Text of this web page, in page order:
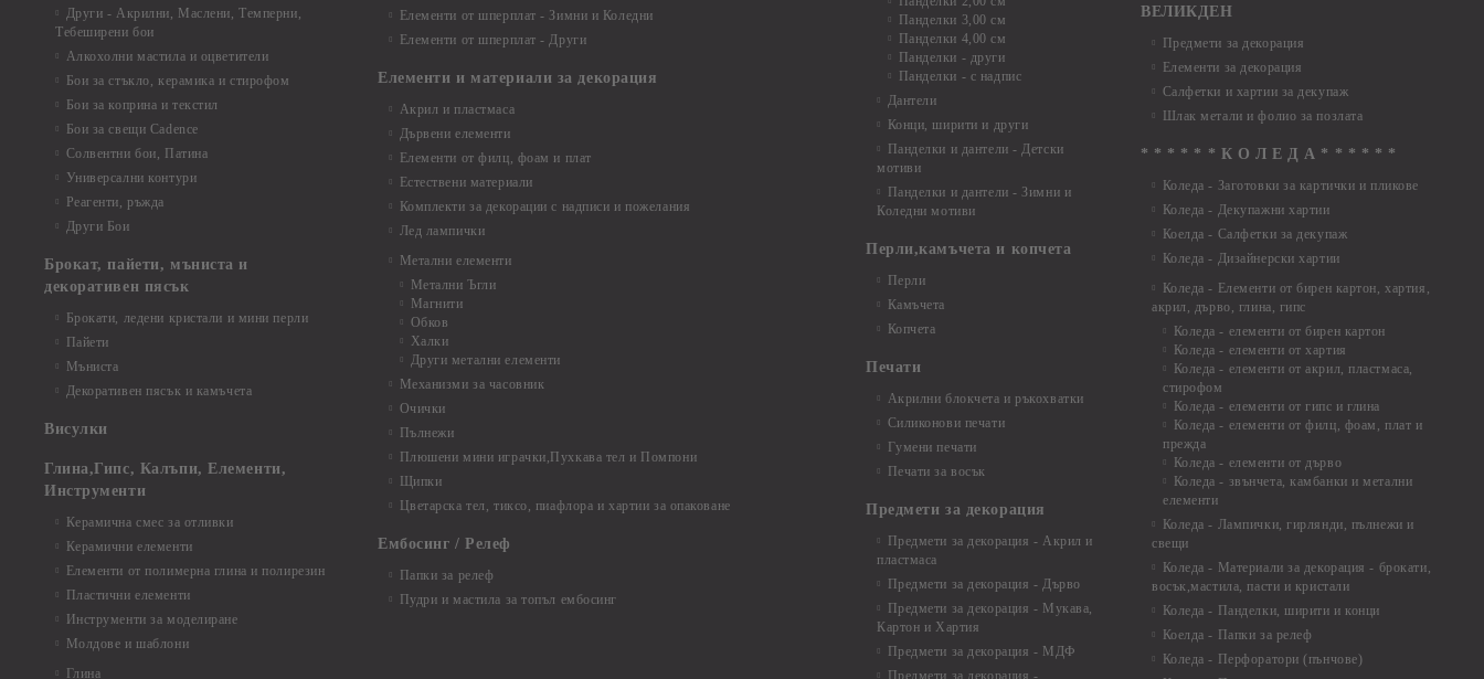
Други - Акрилни, Маслени, Темперни,
Тебеширени бои
Алкохолни мастила и оцветители
Бои за стъкло, керамика и стирофом
Бои за коприна и текстил
Бои за свещи Cadence
Солвентни бои, Патина
Универсални контури
Реагенти, ръжда
Други Бои
Брокат, пайети, мъниста и
декоративен пясък
Брокати, ледени кристали и мини перли
Пайети
Мъниста
Декоративен пясък и камъчета
Висулки
Глина,Гипс, Калъпи, Елементи,
Инструменти
Керамична смес за отливки
Керамични елементи
Елементи от полимерна глина и полирезин
Пластични елементи
Инструменти за моделиране
Молдове и шаблони
Глина
Елементи от шперплат - Зимни и Коледни
Елементи от шперплат - Други
Елементи и материали за декорация
Акрил и пластмаса
Дървени елементи
Елементи от филц, фоам и плат
Естествени материали
Комплекти за декорации с надписи и пожелания
Лед лампички
Метални елементи
Метални Ъгли
Магнити
Обков
Халки
Други метални елементи
Механизми за часовник
Очички
Пълнежи
Плюшени мини играчки,Пухкава тел и Помпони
Щипки
Цветарска тел, тиксо, пиафлора и хартии за опаковане
Ембосинг / Релеф
Папки за релеф
Пудри и мастила за топъл ембосинг
Панделки 3,00 см
Панделки 4,00 см
Панделки - други
Панделки - с надпис
Дантели
Конци, ширити и други
Панделки и дантели - Детски
мотиви
Панделки и дантели - Зимни и
Коледни мотиви
Перли,камъчета и копчета
Перли
Камъчета
Копчета
Печати
Акрилни блокчета и ръкохватки
Силиконови печати
Гумени печати
Печати за восък
Предмети за декорация
Предмети за декорация - Акрил и
пластмаса
Предмети за декорация - Дърво
Предмети за декорация - Мукава,
Картон и Хартия
Предмети за декорация - МДФ
Предмети за декорация -
ВЕЛИКДЕН
Предмети за декорация
Елементи за декорация
Салфетки и хартии за декупаж
Шлак метали и фолио за позлата
* * * * * * К О Л Е Д А * * * * * *
Коледа - Заготовки за картички и пликове
Коледа - Декупажни хартии
Коелда - Салфетки за декупаж
Коледа - Дизайнерски хартии
Коледа - Eлементи от бирен картон, хартия,
акрил, дърво, глина, гипс
Коледа - елементи от бирен картон
Коледа - елементи от хартия
Коледа - елементи от акрил, пластмаса,
стирофом
Коледа - елементи от гипс и глина
Коледа - елементи от филц, фоам, плат и
прежда
Коледа - елементи от дърво
Коледа - звънчета, камбанки и метални
елементи
Коледа - Лампички, гирлянди, пълнежи и
свещи
Коледа - Материали за декорация - брокати,
восък,мастила, пасти и кристали
Коледа - Панделки, ширити и конци
Коелда - Папки за релеф
Коледа - Перфоратори (пънчове)